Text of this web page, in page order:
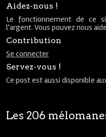
Aidez-nous !
Le fonctionnement de ce
l'argent. Vous pouvez nous
Contribution
Se connecter
Servez-vous !
Ce post est aussi disponible
Les 206